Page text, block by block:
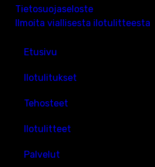
Tietosuojaseloste
Ilmoita viallisesta ilotulitteesta
Etusivu
Ilotulitukset
Tehosteet
Ilotulitteet
Palvelut